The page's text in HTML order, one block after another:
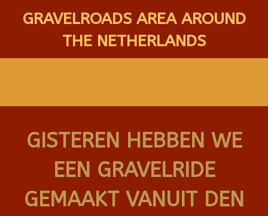
GRAVELROADS AREA AROUND
THE NETHERLANDS
GISTEREN HEBBEN WE
EEN GRAVELRIDE
GEMAAKT VANUIT DEN